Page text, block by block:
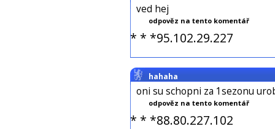
ved hej
odpověz na tento komentář
* * *95.102.29.227
hahaha
oni su schopni za 1sezonu
odpověz na tento komentář
* * *88.80.227.102